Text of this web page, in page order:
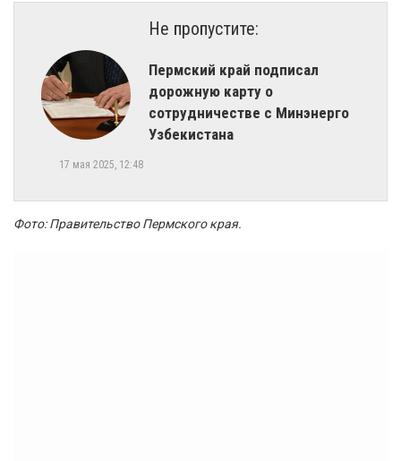
Не пропустите:
Пермский край подписал
дорожную карту о
сотрудничестве с Минэнерго
Узбекистана
17 мая 2025, 12:48
Фото: Правительство Пермского края.